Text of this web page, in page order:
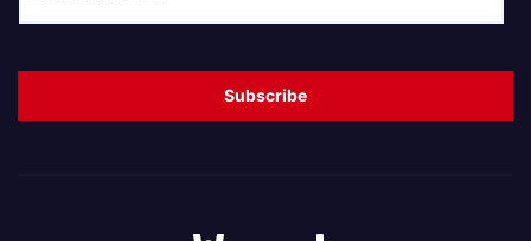
i
Subscribe